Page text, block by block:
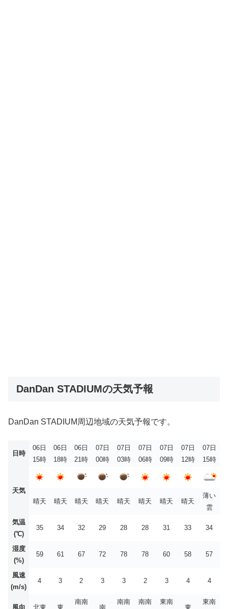
DanDan STADIUMの天気予報
DanDan STADIUM周辺地域の天気予報です。
日時
06日
15時
06日
18時
06日
21時
07日
00時
07日
03時
07日
06時
07日
09時
07日
12時
07日
15時
天気
晴天
晴天 晴天 晴天 晴天 晴天 晴天 晴天
薄い
雲
気温
(℃)
35 34 32 29 28 28 31 33 34
湿度
(%)
59 61 67 72 78 78 60 58 57
風速
(m/s)
4 3 2 3 3 2 3 4 4
風向 北東 東
南南
南
南南 南南 東南
東
東南